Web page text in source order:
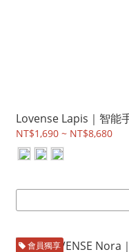
Lovense Lapis｜智能
NT$1,690 ~ NT$8,680
會員獨享